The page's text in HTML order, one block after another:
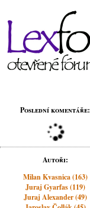
Poslední komentáře:
Autoři:
Milan Kvasnica (163)
Juraj Gyarfas (119)
Juraj Alexander (49)